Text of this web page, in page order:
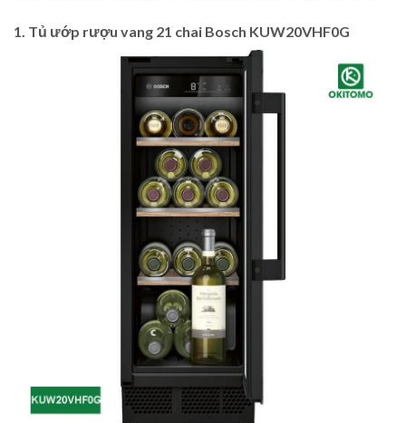
1. Tủ ướp rượu vang 21 chai Bosch KUW20VHF0G